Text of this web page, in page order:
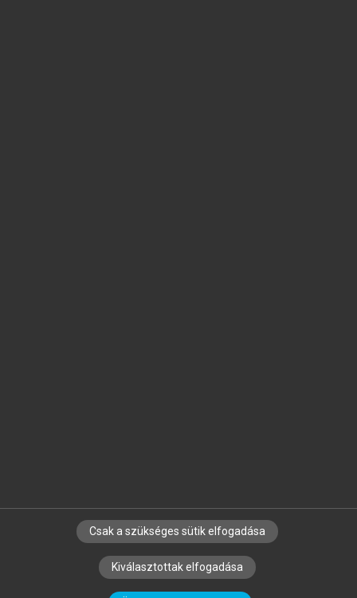
SZERZŐKNEK CÉGEKNEK KÖNYVTÁROSOKNAK
SZERKESZTÉSI ÉS LEKTORÁLÁSI ALAPELVEK
Csak a szükséges sütik elfogadása
Kiválasztottak elfogadása